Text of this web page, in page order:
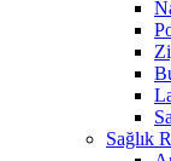
Sağlık